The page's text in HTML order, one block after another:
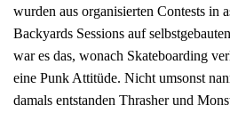
wurden aus organisierten Contests in
Backyards Sessions auf
war es das, wonach Skateboarding
eine Punk Attitüde. Nicht umsonst
damals entstanden Thrasher und